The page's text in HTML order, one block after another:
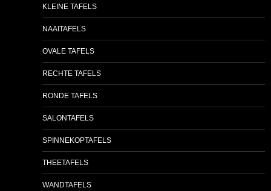
KLEINE TAFELS
NAAITAFELS
OVALE TAFELS
RECHTE TAFELS
RONDE TAFELS
SALONTAFELS
SPINNEKOPTAFELS
THEETAFELS
WANDTAFELS